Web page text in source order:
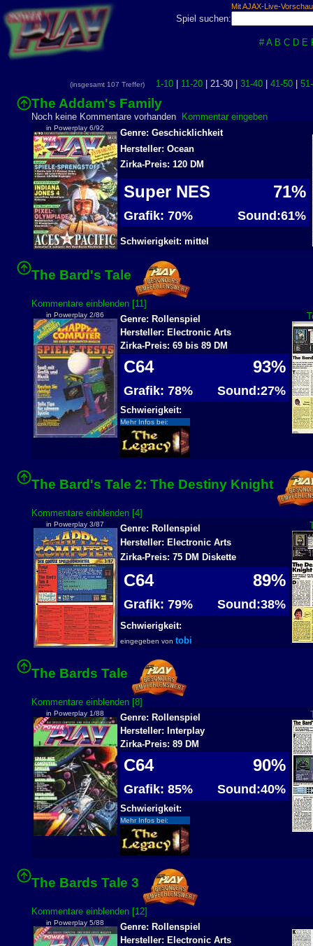
Mit AJAX-Live-
Spiel suchen:
# A B C D E
(insgesamt 107 Treffer) 1-10 11-20 | 21-30 | 31-40 41-50
The Addam's Family
Noch keine Kommentare vorhanden Kommentar eingeben
in Powerplay 6/92
Genre: Geschicklichkeit
Hersteller: Ocean
Zirka-Preis: 120 DM
Super NES 71%
Grafik: 70% Sound:61%
Schwierigkeit: mittel
The Bard's Tale
Kommentare einblenden [11]
in Powerplay 2/86
Genre: Rollenspiel
Hersteller: Electronic Arts
Zirka-Preis: 69 bis 89 DM
C64 93%
Grafik: 78% Sound:27%
Schwierigkeit:
Mehr Infos bei:
The Bard's Tale 2: The Destiny Knight
Kommentare einblenden [4]
in Powerplay 3/87
Genre: Rollenspiel
Hersteller: Electronic Arts
Zirka-Preis: 75 DM Diskette
C64 89%
Grafik: 79% Sound:38%
Schwierigkeit:
eingegeben von tobi
The Bards Tale
Kommentare einblenden [8]
in Powerplay 1/88
Genre: Rollenspiel
Hersteller: Interplay
Zirka-Preis: 89 DM
C64 90%
Grafik: 85% Sound:40%
Schwierigkeit:
Mehr Infos bei:
The Bards Tale 3
Kommentare einblenden [12]
in Powerplay 5/88
Genre: Rollenspiel
Hersteller: Electronic Arts